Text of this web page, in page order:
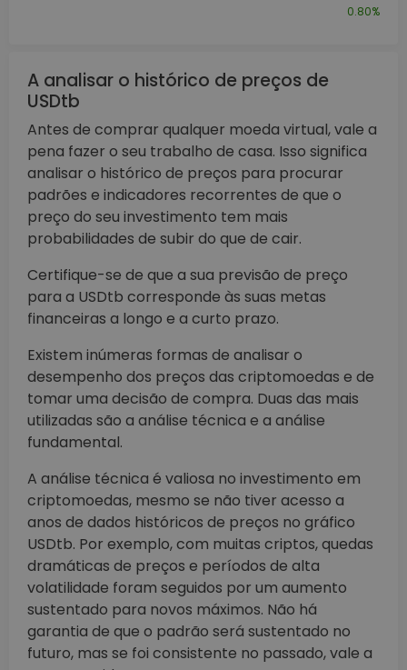
0.80%
A analisar o histórico de preços de
USDtb
Antes de comprar qualquer moeda virtual, vale a
pena fazer o seu trabalho de casa. Isso significa
analisar o histórico de preços para procurar
padrões e indicadores recorrentes de que o
preço do seu investimento tem mais
probabilidades de subir do que de cair.
Certifique-se de que a sua previsão de preço
para a USDtb corresponde às suas metas
financeiras a longo e a curto prazo.
Existem inúmeras formas de analisar o
desempenho dos preços das criptomoedas e de
tomar uma decisão de compra. Duas das mais
utilizadas são a análise técnica e a análise
fundamental.
A análise técnica é valiosa no investimento em
criptomoedas, mesmo se não tiver acesso a
anos de dados históricos de preços no gráfico
USDtb. Por exemplo, com muitas criptos, quedas
dramáticas de preços e períodos de alta
volatilidade foram seguidos por um aumento
sustentado para novos máximos. Não há
garantia de que o padrão será sustentado no
futuro, mas se foi consistente no passado, vale a